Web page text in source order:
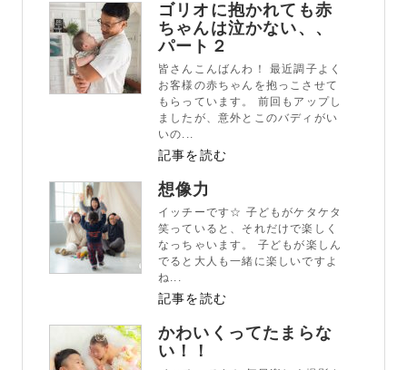
ゴリオに抱かれても赤
ちゃんは泣かない、、
パート２
皆さんこんばんわ！ 最近調子よく
お客様の赤ちゃんを抱っこさせて
もらっています。 前回もアップし
ましたが、意外とこのバディがい
いの...
記事を読む
想像力
イッチーです☆ 子どもがケタケタ
笑っていると、それだけで楽しく
なっちゃいます。 子どもが楽しん
でると大人も一緒に楽しいですよ
ね...
記事を読む
かわいくってたまらな
い！！